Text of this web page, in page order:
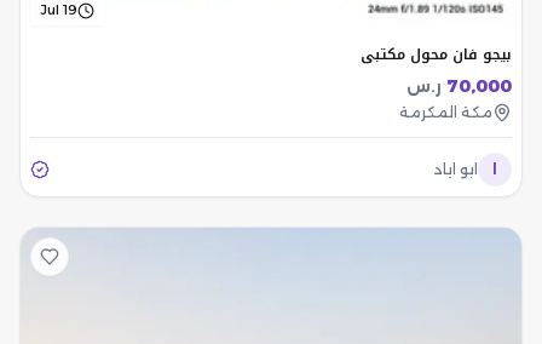
Jul 19
بيجو فان محول مكتبي
70,000 ر.س
مكة المكرمة
ابو اياد